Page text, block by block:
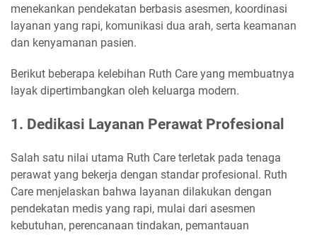
menekankan pendekatan berbasis asesmen, koordinasi
layanan yang rapi, komunikasi dua arah, serta keamanan
dan kenyamanan pasien.
Berikut beberapa kelebihan Ruth Care yang membuatnya
layak dipertimbangkan oleh keluarga modern.
1. Dedikasi Layanan Perawat Profesional
Salah satu nilai utama Ruth Care terletak pada tenaga
perawat yang bekerja dengan standar profesional. Ruth
Care menjelaskan bahwa layanan dilakukan dengan
pendekatan medis yang rapi, mulai dari asesmen
kebutuhan, perencanaan tindakan, pemantauan